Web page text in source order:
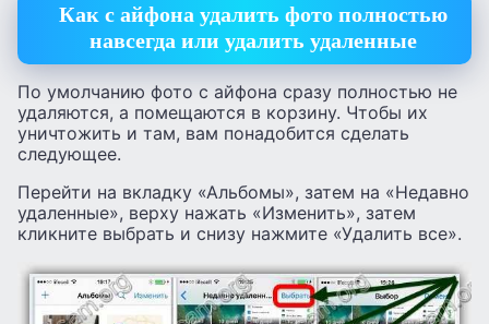
Как с айфона удалить фото полностью
навсегда или удалить удаленные
По умолчанию фото с айфона сразу полностью не
удаляются, а помещаются в корзину. Чтобы их
уничтожить и там, вам понадобится сделать
следующее.
Перейти на вкладку «Альбомы», затем на «Недавно
удаленные», верху нажать «Изменить», затем
кликните выбрать и снизу нажмите «Удалить все».